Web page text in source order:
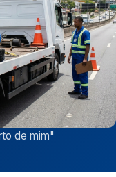
de mim"